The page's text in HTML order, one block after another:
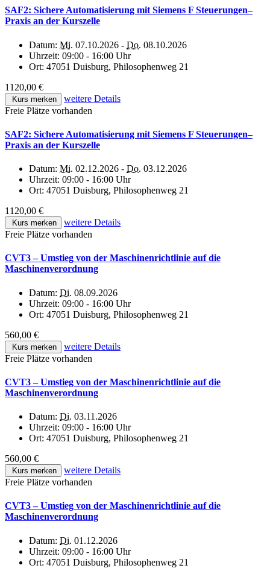
SAF2: Sichere Automatisierung mit Siemens F Steuerungen–
Praxis an der Kurszelle
Datum: Mi. 07.10.2026 - Do. 08.10.2026
Uhrzeit: 09:00 - 16:00 Uhr
Ort: 47051 Duisburg, Philosophenweg 21
1120,00 €
Kurs merken
weitere Details
Freie Plätze vorhanden
SAF2: Sichere Automatisierung mit Siemens F Steuerungen–
Praxis an der Kurszelle
Datum: Mi. 02.12.2026 - Do. 03.12.2026
Uhrzeit: 09:00 - 16:00 Uhr
Ort: 47051 Duisburg, Philosophenweg 21
1120,00 €
Kurs merken
weitere Details
Freie Plätze vorhanden
CVT3 – Umstieg von der Maschinenrichtlinie auf die
Maschinenverordnung
Datum: Di. 08.09.2026
Uhrzeit: 09:00 - 16:00 Uhr
Ort: 47051 Duisburg, Philosophenweg 21
560,00 €
Kurs merken
weitere Details
Freie Plätze vorhanden
CVT3 – Umstieg von der Maschinenrichtlinie auf die
Maschinenverordnung
Datum: Di. 03.11.2026
Uhrzeit: 09:00 - 16:00 Uhr
Ort: 47051 Duisburg, Philosophenweg 21
560,00 €
Kurs merken
weitere Details
Freie Plätze vorhanden
CVT3 – Umstieg von der Maschinenrichtlinie auf die
Maschinenverordnung
Datum: Di. 01.12.2026
Uhrzeit: 09:00 - 16:00 Uhr
Ort: 47051 Duisburg, Philosophenweg 21